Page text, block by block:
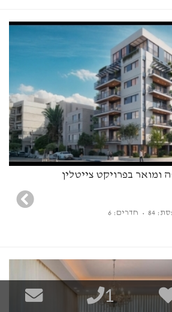
ומואר בפרויקט צייטלין
84
• חדרים: 6
1